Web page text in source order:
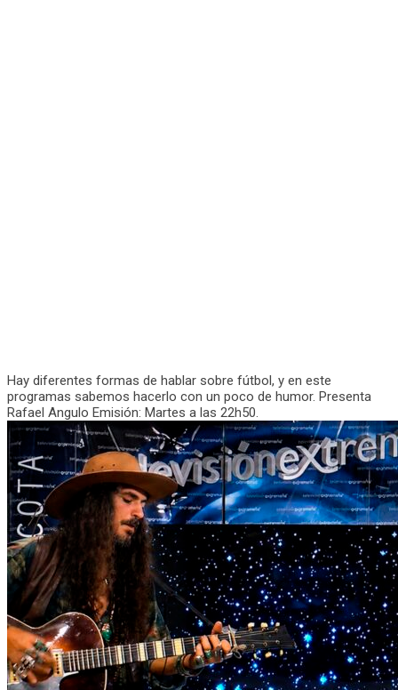
Hay diferentes formas de hablar sobre fútbol, y en este
programas sabemos hacerlo con un poco de humor. Presenta
Rafael Angulo Emisión: Martes a las 22h50.